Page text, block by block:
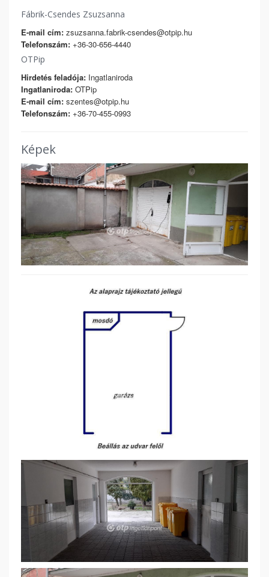
Fábrik-Csendes Zsuzsanna
E-mail cím: zsuzsanna.fabrik-csendes@otpip.hu
Telefonszám: +36-30-656-4440
OTPip
Hirdetés feladója: Ingatlaniroda
Ingatlaniroda: OTPip
E-mail cím: szentes@otpip.hu
Telefonszám: +36-70-455-0993
Képek